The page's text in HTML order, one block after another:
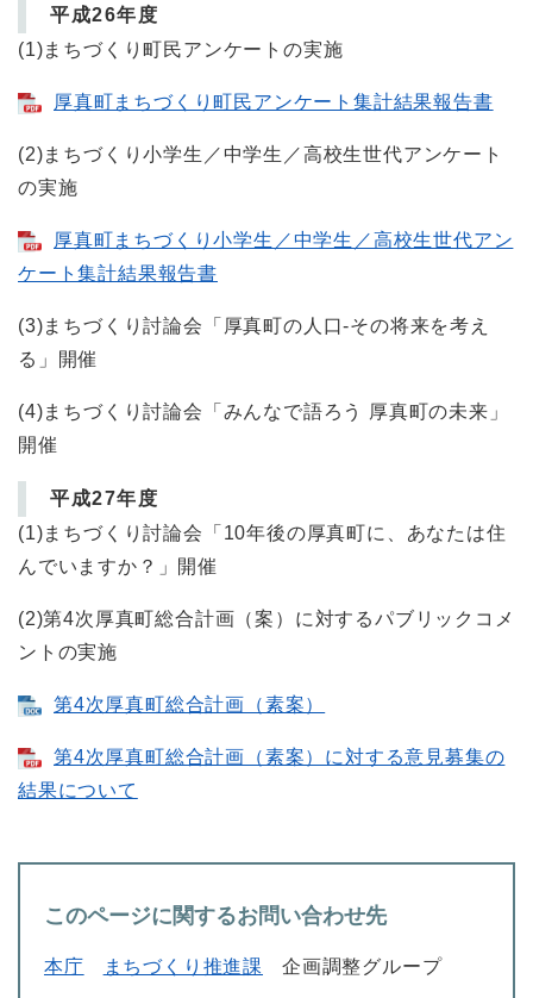
平成26年度
(1)まちづくり町民アンケートの実施
厚真町まちづくり町民アンケート集計結果報告書
(2)まちづくり小学生／中学生／高校生世代アンケート
の実施
厚真町まちづくり小学生／中学生／高校生世代アン
ケート集計結果報告書
(3)まちづくり討論会「厚真町の人口‐その将来を考え
る」開催
(4)まちづくり討論会「みんなで語ろう 厚真町の未来」
開催
平成27年度
(1)まちづくり討論会「10年後の厚真町に、あなたは住
んでいますか？」開催
(2)第4次厚真町総合計画（案）に対するパブリックコメ
ントの実施
第4次厚真町総合計画（素案）
第4次厚真町総合計画（素案）に対する意見募集の
結果について
このページに関するお問い合わせ先
本庁 まちづくり推進課 企画調整グループ